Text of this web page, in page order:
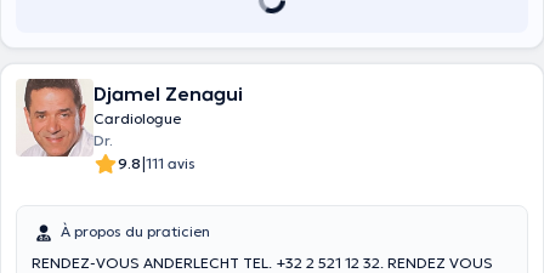
Djamel Zenagui
Cardiologue
Dr.
9.8|111 avis
À propos du praticien
RENDEZ-VOUS ANDERLECHT TEL. +32 2 521 12 32. RENDEZ VOUS